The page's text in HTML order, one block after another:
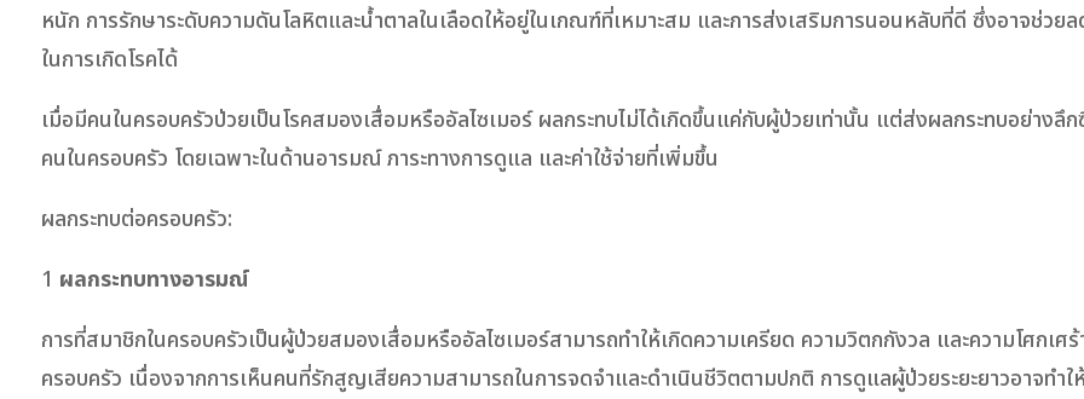
หนัก การรักษาระดับความดันโลหิตและน้ำตาลในเลือดให้อยู่ในเกณฑ์ที่เหมาะสม และการส่งเสริมการนอนหลับที่ดี ซึ่งอาจช่วย
ในการเกิดโรคได้
เมื่อมีคนในครอบครัวป่วยเป็นโรคสมองเสื่อมหรืออัลไซเมอร์ ผลกระทบไม่ได้เกิดขึ้นแค่กับผู้ป่วยเท่านั้น แต่ส่งผลกระทบอย่างลึ
คนในครอบครัว โดยเฉพาะในด้านอารมณ์ ภาระทางการดูแล และค่าใช้จ่ายที่เพิ่มขึ้น
ผลกระทบต่อครอบครัว:
1 ผลกระทบทางอารมณ์
การที่สมาชิกในครอบครัวเป็นผู้ป่วยสมองเสื่อมหรืออัลไซเมอร์สามารถทำให้เกิดความเครียด ความวิตกกังวล และความโศกเศ
ครอบครัว เนื่องจากการเห็นคนที่รักสูญเสียความสามารถในการจดจำและดำเนินชีวิตตามปกติ การดูแลผู้ป่วยระยะยาวอาจทำ